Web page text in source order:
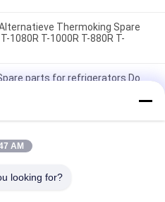
Thermoking Spare
1080R T-1000R T-880R T-
parts for refrigerators Do
T-880R T-1000S MD100
T-1080Pro gebruiken
set van THERMO KING
AM
looking for?